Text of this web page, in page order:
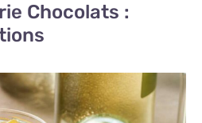
Chocolats :